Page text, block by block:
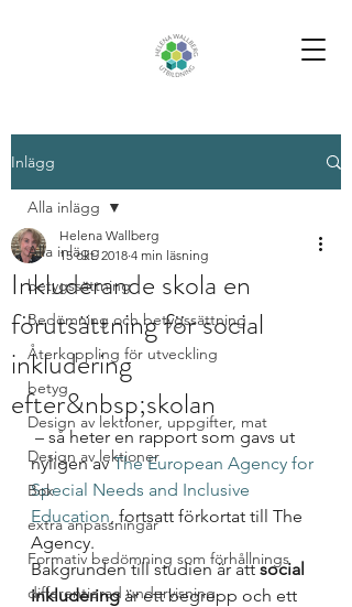
Inlägg
Alla inlägg
betygssättning
Bedömning och betygssättning
Återkoppling för utveckling
betyg
Design av lektioner, uppgifter, mat
Design av lektioner
Bok
extra anpassningar
Formativ bedömning som förhållnings
differentierad undervisning
Alla inlägg
Inkluderande skola en
förutsättning för social
inkludering
efter&nbsp;skolan
Helena Wallberg
15 okt. 2018 4 min läsning
nyligen av The European Agency for
Special Needs and Inclusive
Education, fortsatt förkortat till The
Agency.
Bakgrunden till studien är att social
inkludering är ett begrepp och ett